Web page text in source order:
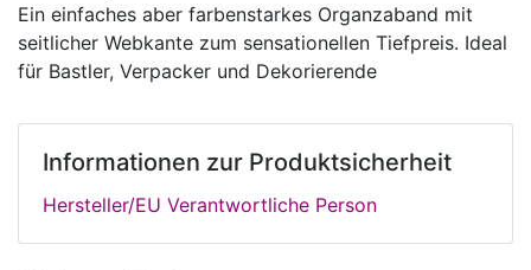
Ein einfaches aber farbenstarkes Organzaband mit
seitlicher Webkante zum sensationellen Tiefpreis. Ideal
für Bastler, Verpacker und Dekorierende
Informationen zur Produktsicherheit
Hersteller/EU Verantwortliche Person